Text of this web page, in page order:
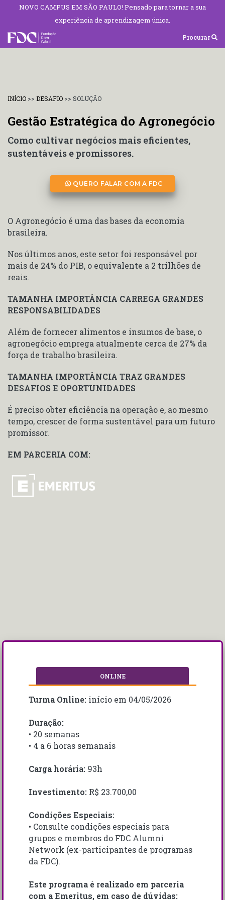
NOVO CAMPUS EM SÃO PAULO! Pensado para tornar a sua
experiência de aprendizagem única.
Procurar
INÍCIO >> DESAFIO >> SOLUÇÃO
Gestão Estratégica do Agronegócio
Como cultivar negócios mais eficientes,
sustentáveis e promissores.
QUERO FALAR COM A FDC
O Agronegócio é uma das bases da economia
brasileira.
Nos últimos anos, este setor foi responsável por
mais de 24% do PIB, o equivalente a 2 trilhões de
reais.
TAMANHA IMPORTÂNCIA CARREGA GRANDES
RESPONSABILIDADES
Além de fornecer alimentos e insumos de base, o
agronegócio emprega atualmente cerca de 27% da
força de trabalho brasileira.
TAMANHA IMPORTÂNCIA TRAZ GRANDES
DESAFIOS E OPORTUNIDADES
É preciso obter eficiência na operação e, ao mesmo
tempo, crescer de forma sustentável para um futuro
promissor.
EM PARCERIA COM:
ONLINE
Turma Online: início em 04/05/2026
Duração:
• 20 semanas
• 4 a 6 horas semanais
Carga horária: 93h
Investimento: R$ 23.700,00
Condições Especiais:
• Consulte condições especiais para
grupos e membros do FDC Alumni
Network (ex-participantes de programas
da FDC).
Este programa é realizado em parceria
com a Emeritus, em caso de dúvidas: